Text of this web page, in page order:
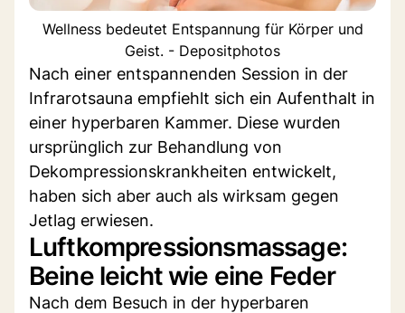
Wellness bedeutet Entspannung für Körper und
Geist. - Depositphotos
Nach einer entspannenden Session in der
Infrarotsauna empfiehlt sich ein Aufenthalt in
einer hyperbaren Kammer. Diese wurden
ursprünglich zur Behandlung von
Dekompressionskrankheiten entwickelt,
haben sich aber auch als wirksam gegen
Jetlag erwiesen.
Luftkompressionsmassage:
Beine leicht wie eine Feder
Nach dem Besuch in der hyperbaren